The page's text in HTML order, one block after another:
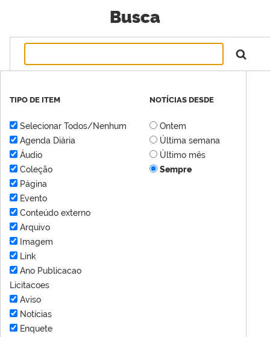
Busca
TIPO DE ITEM
Selecionar Todos/Nenhum
Agenda Diária
Áudio
Coleção
Página
Evento
Conteúdo externo
Arquivo
Imagem
Link
Ano Publicacao
Licitacoes
Aviso
Notícias
Enquete
NOTÍCIAS DESDE
Ontem
Última semana
Último mês
Sempre